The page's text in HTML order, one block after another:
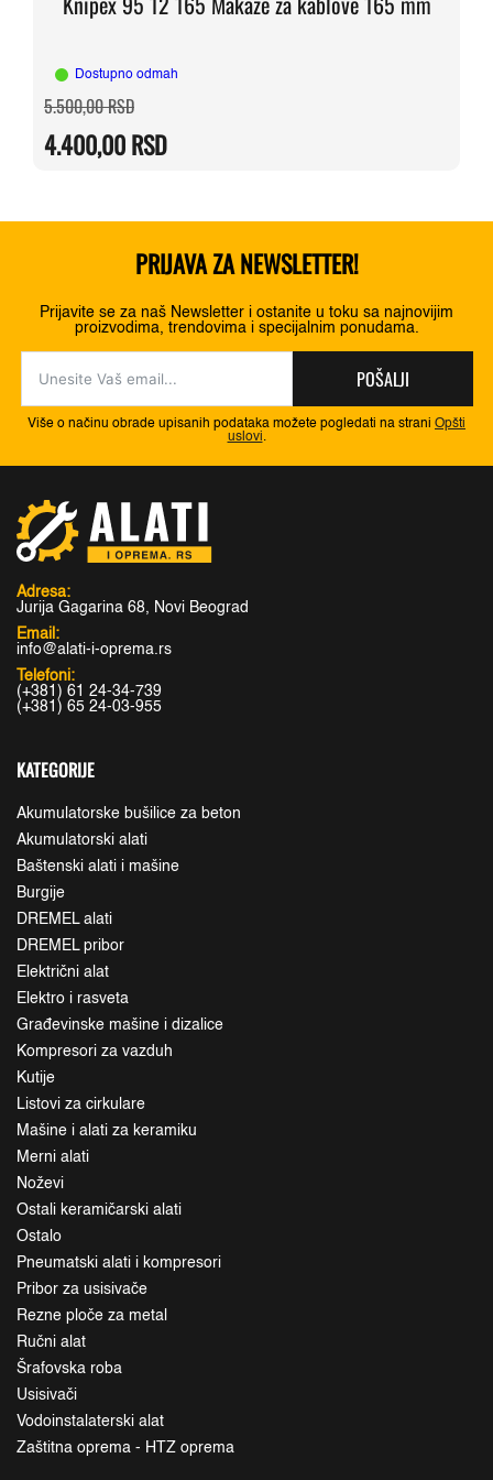
Dostupno odmah
5.500,00RSDOriginalna
cena
bila:
5.500,00 RSD.
4.400,00RSD
Trenutna
cena
4.400,00 RSD.
PRIJAVA ZA NEWSLETTER!
Prijavite se za naš Newsletter i ostanite u toku sa najnovijim
proizvodima, trendovima i specijalnim ponudama.
POŠALJI
Više o načinu obrade upisanih podataka možete pogledati na strani Opšti
uslovi.
Adresa:
Jurija Gagarina 68, Novi Beograd
Email:
info@alati-i-oprema.rs
Telefoni:
(+381) 61 24-34-739
(+381) 65 24-03-955
KATEGORIJE
Akumulatorske bušilice za beton
Akumulatorski alati
Baštenski alati i mašine
Burgije
DREMEL alati
DREMEL pribor
Električni alat
Elektro i rasveta
Građevinske mašine i dizalice
Kompresori za vazduh
Kutije
Listovi za cirkulare
Mašine i alati za keramiku
Merni alati
Noževi
Ostali keramičarski alati
Ostalo
Pneumatski alati i kompresori
Pribor za usisivače
Rezne ploče za metal
Ručni alat
Šrafovska roba
Usisivači
Vodoinstalaterski alat
Zaštitna oprema - HTZ oprema